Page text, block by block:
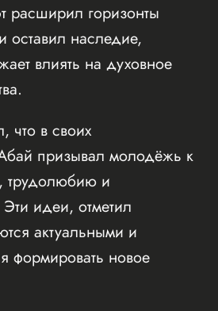
расширил горизонты
оставил наследие,
влиять на духовное
что в своих
призывал молодёжь к
трудолюбию и
Эти идеи, отметил
актуальными и
формировать новое